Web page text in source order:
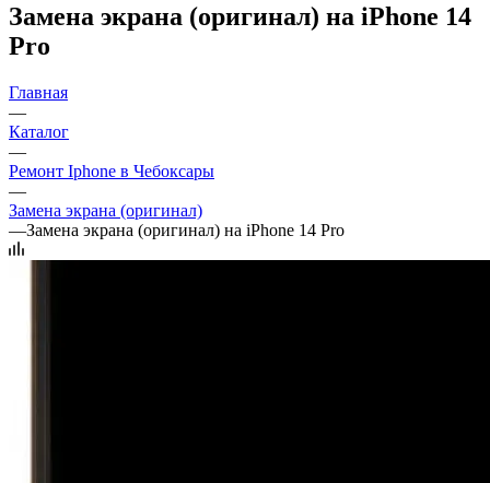
Замена экрана (оригинал) на iPhone 14
Pro
Главная
—
Каталог
—
Ремонт Iphone в Чебоксары
—
Замена экрана (оригинал)
—Замена экрана (оригинал) на iPhone 14 Pro